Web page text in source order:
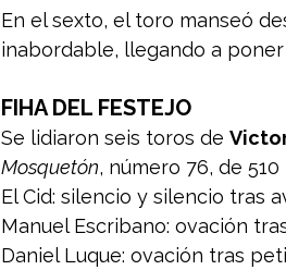
En el sexto, el toro manseó
inabordable, llegando a
FIHA DEL FESTEJO
Se lidiaron seis toros de
Mosquetón, número 76, de
El Cid: silencio y silencio tras
Manuel Escribano: ovación
Daniel Luque: ovación tras